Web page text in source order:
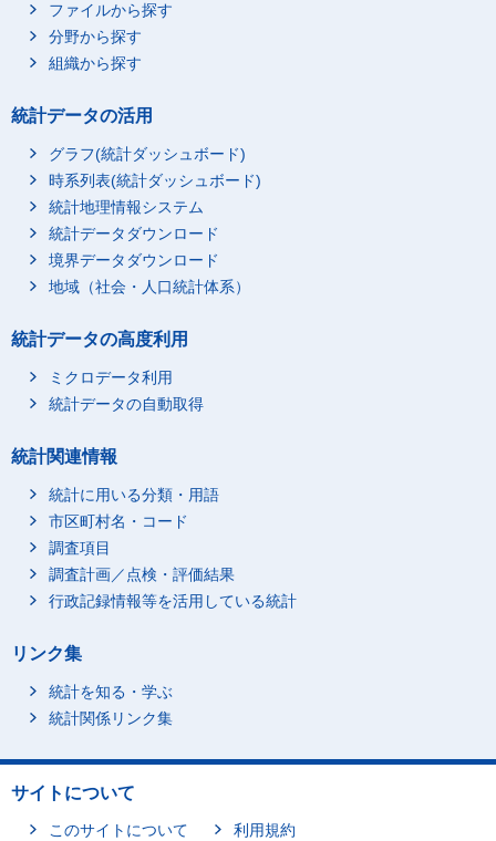
ファイルから探す
分野から探す
組織から探す
統計データの活用
グラフ(統計ダッシュボード)
時系列表(統計ダッシュボード)
統計地理情報システム
統計データダウンロード
境界データダウンロード
地域（社会・人口統計体系）
統計データの高度利用
ミクロデータ利用
統計データの自動取得
統計関連情報
統計に用いる分類・用語
市区町村名・コード
調査項目
調査計画／点検・評価結果
行政記録情報等を活用している統計
リンク集
統計を知る・学ぶ
統計関係リンク集
サイトについて
このサイトについて 利用規約